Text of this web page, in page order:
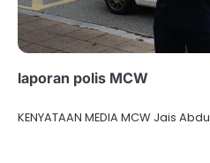
laporan polis MCW
KENYATAAN MEDIA MCW Jais